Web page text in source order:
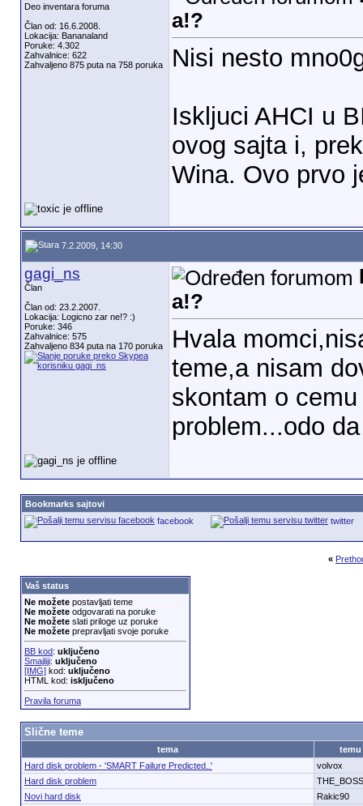
Deo inventara foruma
Član od: 16.6.2008.
Lokacija: Bananaland
Poruke: 4.302
Zahvalnice: 622
Zahvaljeno 875 puta na 758 poruka
a!?
Nisi nesto
Iskljuci AHCI u
ovog sajta i,
Wina. Ovo prvo
7.2.2009, 14:30
gagi_ns
Član
Član od: 23.2.2007.
Lokacija: Logicno zar ne!? :)
Poruke: 346
Zahvalnice: 575
Zahvaljeno 834 puta na 170 poruka
a!?
Hvala
teme,a nisam
skontam o
problem...odo
Bookmarks sajtovi
facebook
twitter
«
Vaš status
Ne možetepostavljati teme
Ne možeteodgovarati na poruke
Ne možeteslati priloge uz poruke
Ne možeteprepravljati svoje poruke
BB kod: uključeno
Smajliji: uključeno
[IMG]kod: uključeno
HTML kod: isključeno
Pravila foruma
Slične teme
tema
temu
Hard disk problem - 'SMART Failure Predicted..'
volvox
Hard disk problem
THE_BOSS
Novi hard disk
Rakic90